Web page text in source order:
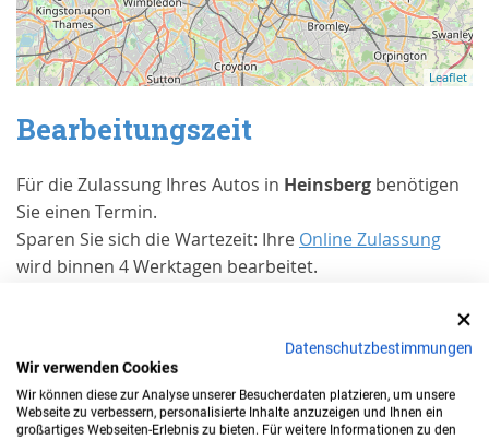
Leaflet
Bearbeitungszeit
Für die Zulassung Ihres Autos in Heinsberg benötigen
Sie einen Termin.
Sparen Sie sich die Wartezeit: Ihre Online Zulassung
wird binnen 4 Werktagen bearbeitet.
Wann benötigen Sie eine
Zulassung inHeinsberg?
Datenschutzbestimmungen
Wir verwenden Cookies
Wir können diese zur Analyse unserer Besucherdaten platzieren, um unsere
Webseite zu verbessern, personalisierte Inhalte anzuzeigen und Ihnen ein
großartiges Webseiten-Erlebnis zu bieten. Für weitere Informationen zu den